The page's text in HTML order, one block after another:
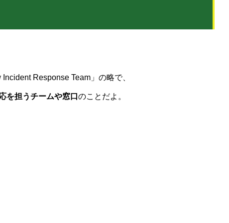
Response Team」の略で、
を担うチームや窓口 のことだよ。